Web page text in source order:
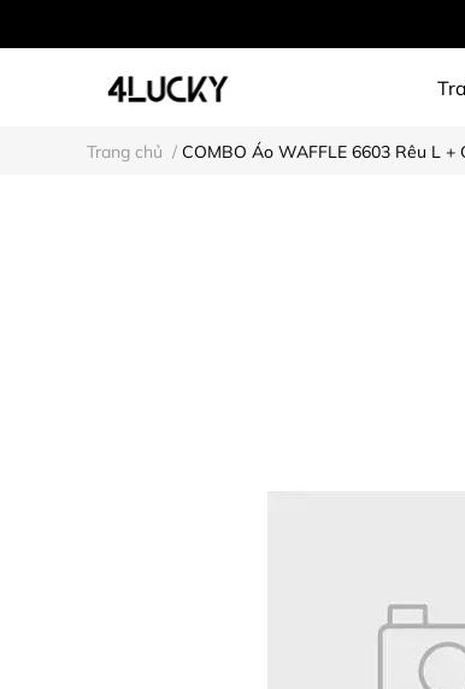
Trang chủ / COMBO Áo WAFFLE 6603 Rêu L +